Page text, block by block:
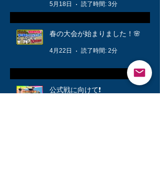
5月18日 読了時間: 3分
春の大会が始まりました！🌸
4月22日 読了時間: 2分
公式戦に向けて❗️